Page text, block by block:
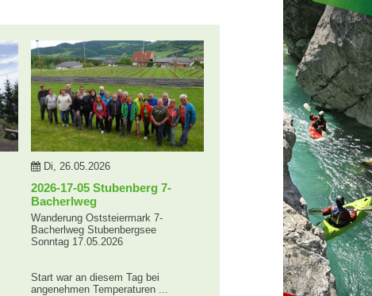
Di, 26.05.2026
2026-17-05 Stubenberg 7-
Bacherlweg
Wanderung Oststeiermark 7-
Bacherlweg Stubenbergsee
Sonntag 17.05.2026
Start war an diesem Tag bei
angenehmen Temperaturen ...